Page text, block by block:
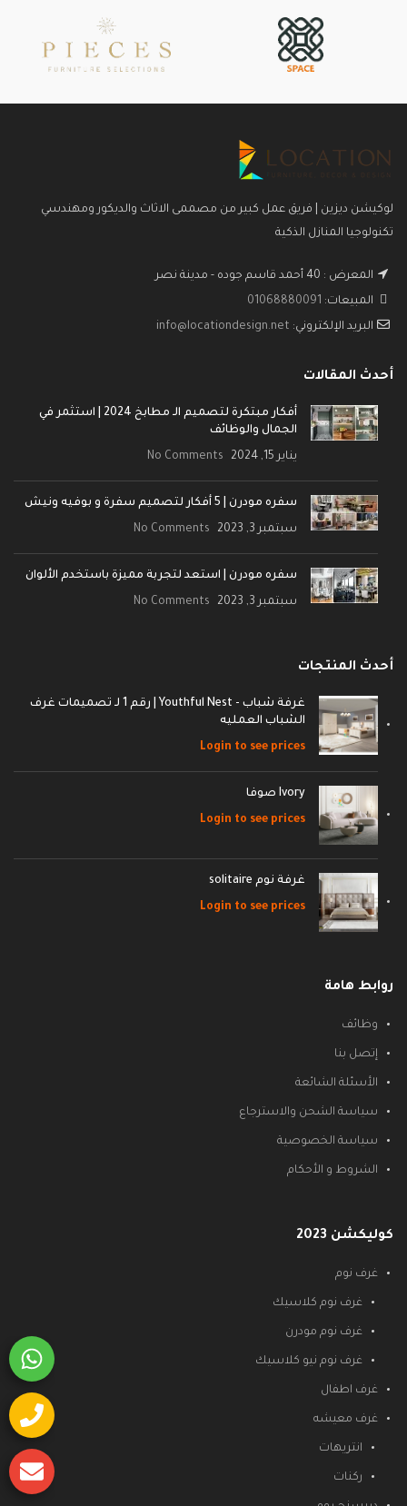
لوكيشن ديزين | فريق عمل كبير من مصممى الاثاث والديكور ومهندسي
تكنولوجيا المنازل الذكية
المعرض : 40 أحمد قاسم جوده - مدينة نصر
المبيعات: 01068880091
البريد الإلكتروني: info@locationdesign.net
أحدث المقالات
أفكار مبتكرة لتصميم الـ مطابخ 2024 | استثمر في
الجمال والوظائف
يناير 15, 2024 No Comments
سفره مودرن | 5 أفكار لتصميم سفرة و بوفيه ونيش
سبتمبر 3, 2023 No Comments
سفره مودرن | استعد لتجربة مميزة باستخدم الألوان
سبتمبر 3, 2023 No Comments
أحدث المنتجات
غرفة شباب - Youthful Nest | رقم 1 لـ تصميمات غرف
الشباب العمليه
Login to see prices
Ivory صوفا
Login to see prices
غرفة نوم solitaire
Login to see prices
روابط هامة
وظائف
إتصل بنا
الأسئلة الشائعة
سياسة الشحن والاسترجاع
سياسة الخصوصية
الشروط و الأحكام
كوليكشن 2023
غرف نوم
غرف نوم كلاسيك
غرف نوم مودرن
غرف نوم نيو كلاسيك
غرف اطفال
غرف معيشه
انتريهات
ركنات